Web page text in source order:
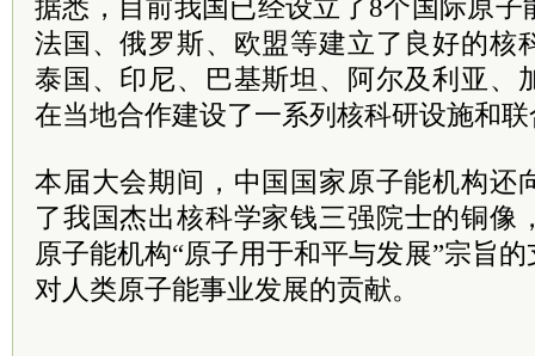
据悉，目前我国已经设立了8个国际原
法国、俄罗斯、欧盟等建立了良好的核
泰国、印尼、巴基斯坦、阿尔及利亚、
在当地合作建设了一系列核科研设施和
本届大会期间，中国国家原子能机构还
了我国杰出核科学家钱三强院士的铜像
原子能机构“原子用于和平与发展”宗旨
对人类原子能事业发展的贡献。